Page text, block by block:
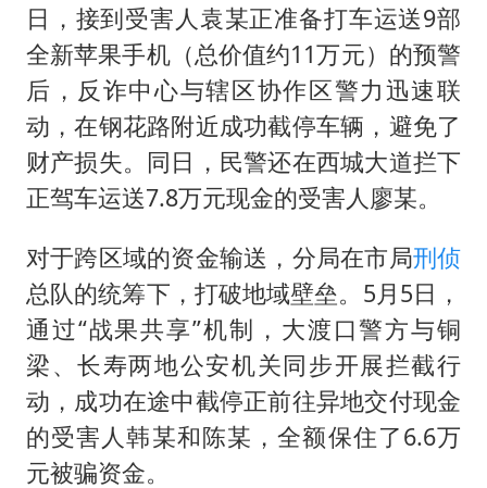
日，接到受害人袁某正准备打车运送9部
全新苹果手机（总价值约11万元）的预警
后，反诈中心与辖区协作区警力迅速联
动，在钢花路附近成功截停车辆，避免了
财产损失。同日，民警还在西城大道拦下
正驾车运送7.8万元现金的受害人廖某。
对于跨区域的资金输送，分局在市局刑侦
总队的统筹下，打破地域壁垒。5月5日，
通过“战果共享”机制，大渡口警方与铜
梁、长寿两地公安机关同步开展拦截行
动，成功在途中截停正前往异地交付现金
的受害人韩某和陈某，全额保住了6.6万
元被骗资金。